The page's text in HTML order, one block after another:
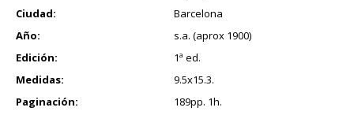
Ciudad:
Barcelona
Año:
s.a. (aprox 1900)
Edición:
1ª ed.
Medidas:
9.5x15.3.
Paginación:
189pp. 1h.